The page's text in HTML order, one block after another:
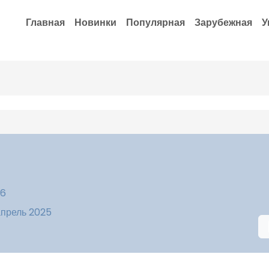
Главная Новинки Популярная Зарубежная
2025